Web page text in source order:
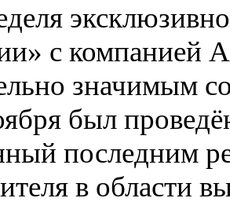
с компанией
значимым
был
последним
в области